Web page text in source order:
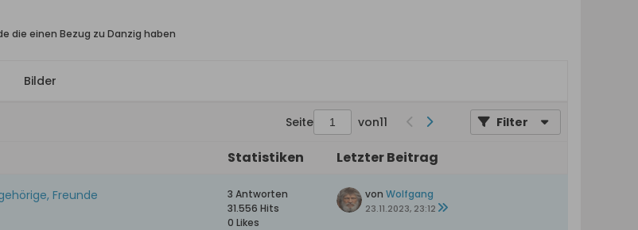
die einen Bezug zu Danzig haben
Bilder
Seite von11 Filter
Statistiken Letzter Beitrag
Freunde
3 Antworten
31.556 Hits
0 Likes
von Wolfgang
23.11.2023, 23:12